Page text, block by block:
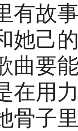
有故
她己
曲要
在用
骨子